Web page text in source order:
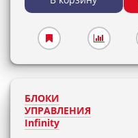
БЛОКИ
УПРАВЛЕНИЯ
Infinity